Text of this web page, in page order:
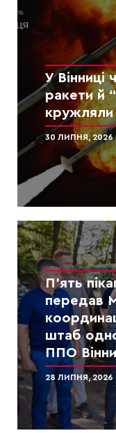
У Вінниці
ракети й
30 ЛИПНЯ, 2026
П’ять
передав
штаб
ППО
28 ЛИПНЯ, 2026